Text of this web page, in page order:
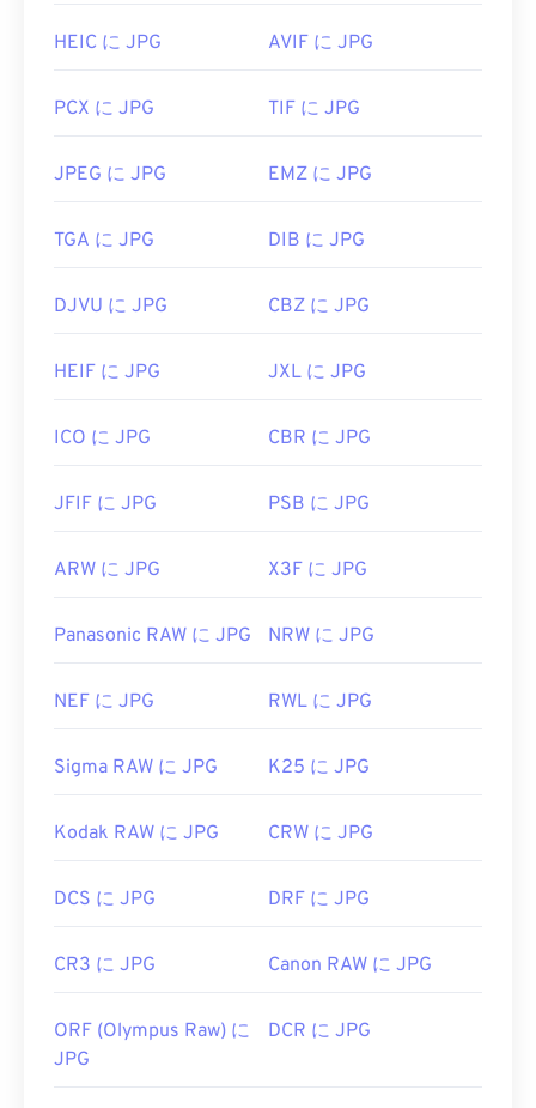
HEIC に JPG AVIF に JPG
PCX に JPG TIF に JPG
JPEG に JPG EMZ に JPG
TGA に JPG DIB に JPG
DJVU に JPG CBZ に JPG
HEIF に JPG JXL に JPG
ICO に JPG CBR に JPG
JFIF に JPG PSB に JPG
ARW に JPG X3F に JPG
Panasonic RAW に JPG NRW に JPG
NEF に JPG RWL に JPG
Sigma RAW に JPG K25 に JPG
Kodak RAW に JPG CRW に JPG
DCS に JPG DRF に JPG
CR3 に JPG Canon RAW に JPG
ORF (Olympus Raw) に
JPG
DCR に JPG